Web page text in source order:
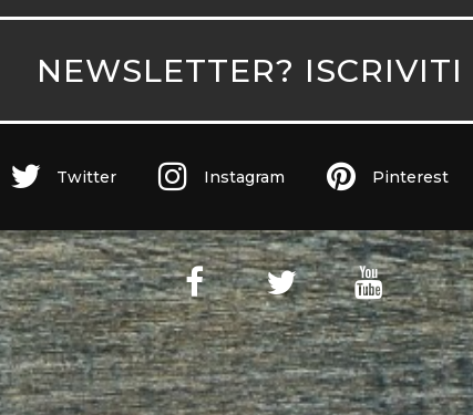
NEWSLETTER? ISCRIVITI
Twitter Instagram Pinterest